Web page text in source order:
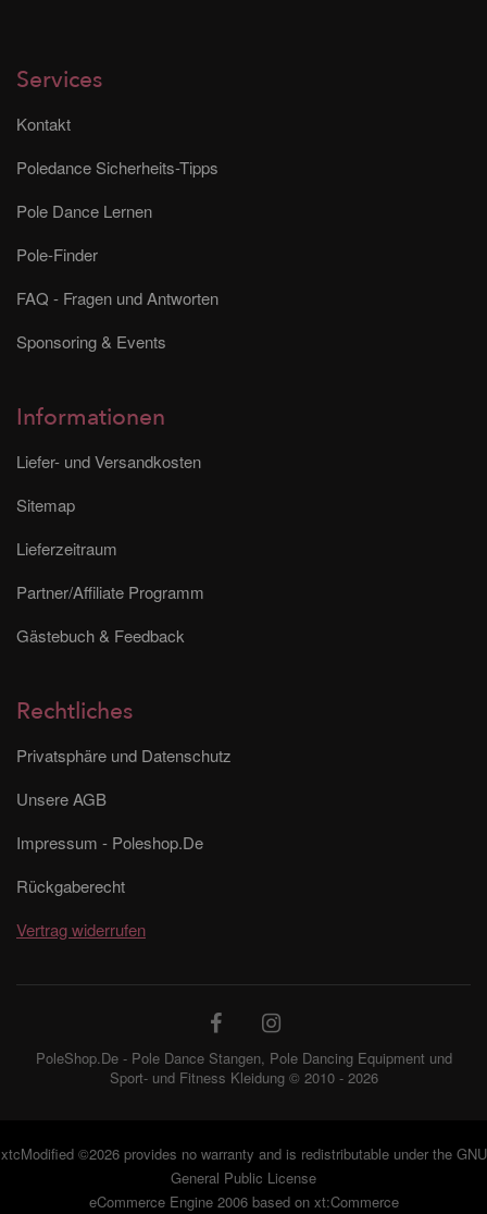
Services
Kontakt
Poledance Sicherheits-Tipps
Pole Dance Lernen
Pole-Finder
FAQ - Fragen und Antworten
Sponsoring & Events
Informationen
Liefer- und Versandkosten
Sitemap
Lieferzeitraum
Partner/Affiliate Programm
Gästebuch & Feedback
Rechtliches
Privatsphäre und Datenschutz
Unsere AGB
Impressum - Poleshop.De
Rückgaberecht
Vertrag widerrufen
PoleShop.De - Pole Dance Stangen, Pole Dancing Equipment und
Sport- und Fitness Kleidung © 2010 - 2026
xtcModified©2026 provides no warranty and is redistributable under the GNU
General Public License
eCommerce Engine 2006 based on xt:Commerce